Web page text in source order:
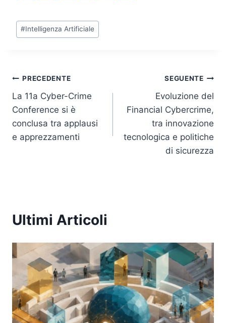
k
e
n
c
e
o
o
k
itt
er
at
s
Tag
articolo:
#Intelligenza Artificiale
Navigazione
articoli
PRECEDENTE
La 11a Cyber-Crime
Conference si è
conclusa tra applausi
e apprezzamenti
SEGUENTE
Evoluzione del
Financial Cybercrime,
tra innovazione
tecnologica e politiche
di sicurezza
Ultimi Articoli